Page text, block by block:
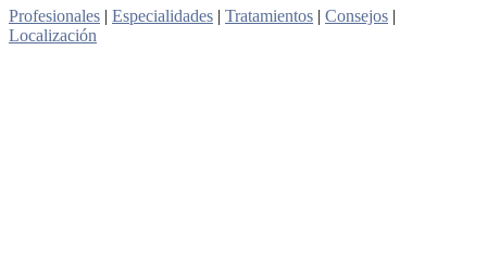
Profesionales | Especialidades | Tratamientos | Consejos |
Localización